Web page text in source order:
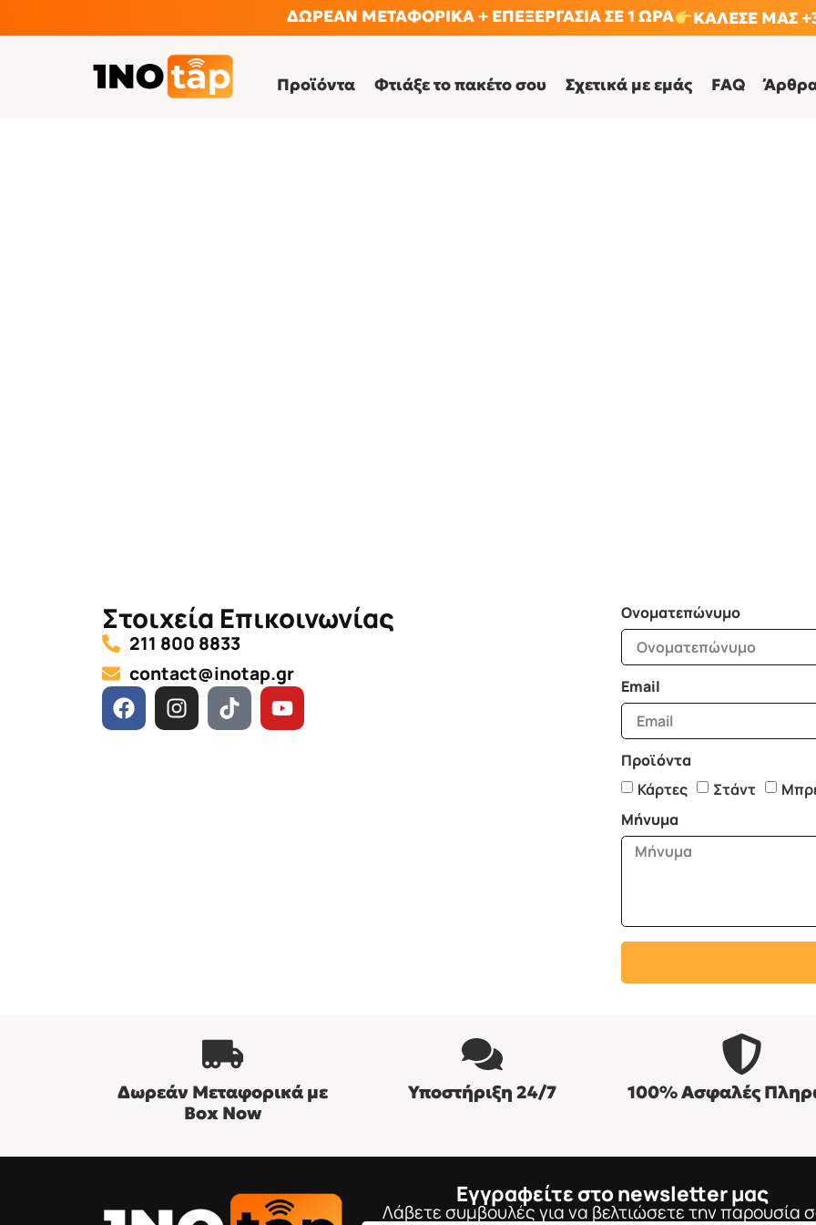
ΔΩΡΕΑΝ ΜΕΤΑΦΟΡΙΚΑ + ΕΠΕΞΕΡΓΑΣΙΑ ΣΕ 1 ΩΡΑ ΚΑΛΕΣΕ ΜΑΣ
Προϊόντα Φτιάξε το πακέτο σου Σχετικά με εμάς FAQ
Στοιχεία Επικοινωνίας
211 800 8833
contact@inotap.gr
Ονοματεπώνυμο
Email
Προϊόντα
Κάρτες
Στάντ
Μήνυμα
Δωρεάν Μεταφορικά με
Βοx Now
Υποστήριξη 24/7 100% Ασφαλές
Εγγραφείτε στο newsletter μας
Λάβετε συμβουλές για να βελτιώσετε την παρουσία